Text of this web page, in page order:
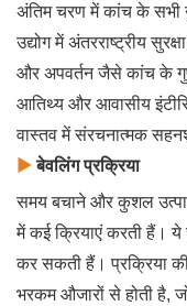
अंतिम चरण में कांच के सभी
उद्योग में अंतरराष्ट्रीय
और अपवर्तन जैसे कांच के
आतिथ्य और आवासीय
वास्तव में संरचनात्मक
▶बेवलिंग प्रक्रिया
समय बचाने और कुशल
में कई क्रियाएं करती हैं।
कर सकती हैं। प्रक्रिया
भरकम औजारों से होती है,